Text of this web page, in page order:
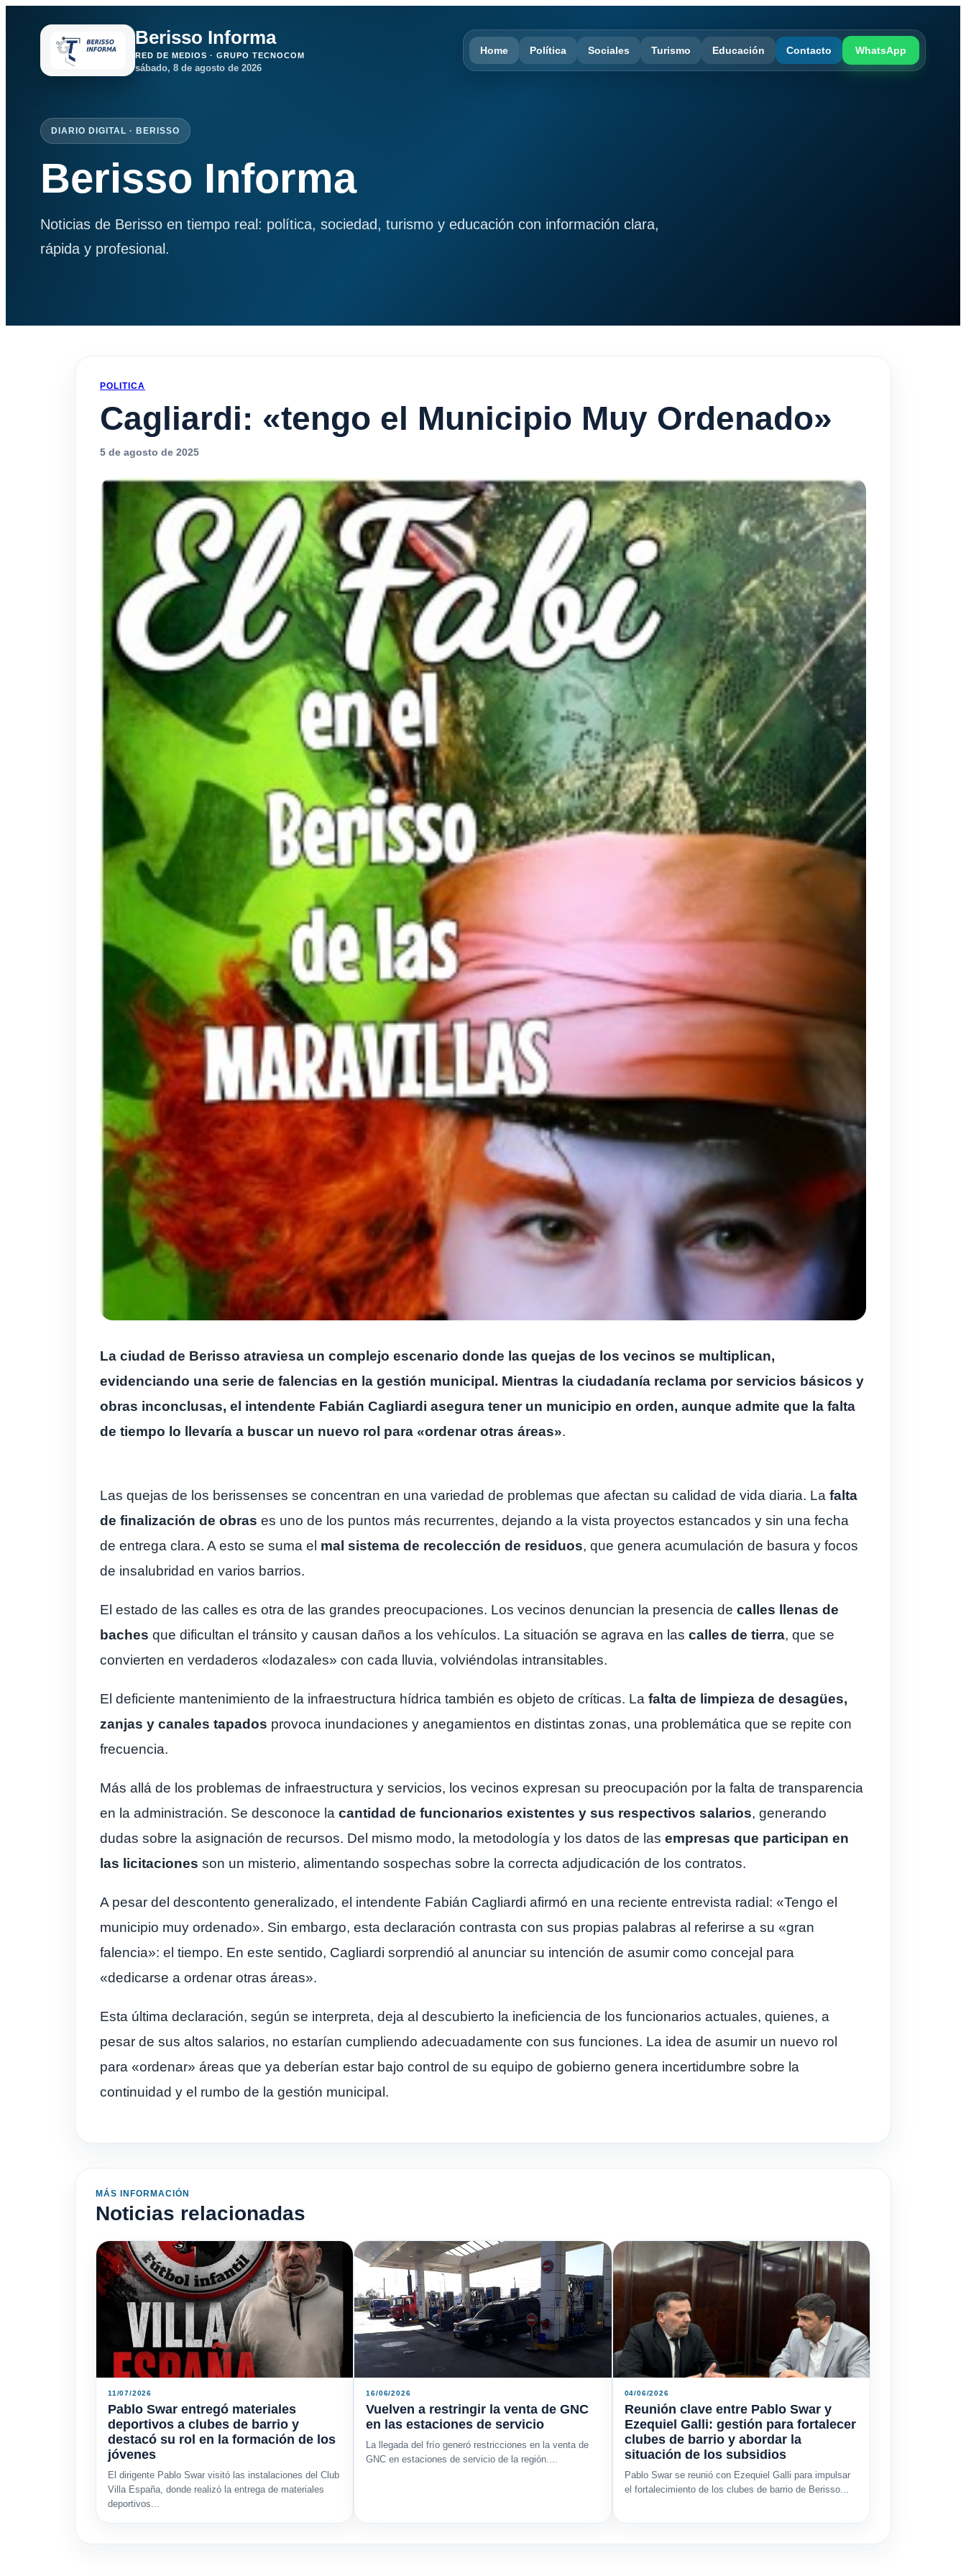
Berisso Informa
RED DE MEDIOS · GRUPO TECNOCOM
sábado, 8 de agosto de 2026
Home Política Sociales Turismo Educación Contacto WhatsApp
DIARIO DIGITAL · BERISSO
Berisso Informa
Noticias de Berisso en tiempo real: política, sociedad, turismo y educación con información clara,
rápida y profesional.
POLITICA
Cagliardi: «tengo el Municipio Muy Ordenado»
5 de agosto de 2025
La ciudad de Berisso atraviesa un complejo escenario donde las quejas de los vecinos se multiplican,
evidenciando una serie de falencias en la gestión municipal. Mientras la ciudadanía reclama por servicios básicos y
obras inconclusas, el intendente Fabián Cagliardi asegura tener un municipio en orden, aunque admite que la falta
de tiempo lo llevaría a buscar un nuevo rol para «ordenar otras áreas».
Las quejas de los berissenses se concentran en una variedad de problemas que afectan su calidad de vida diaria. La falta
de finalización de obras es uno de los puntos más recurrentes, dejando a la vista proyectos estancados y sin una fecha
de entrega clara. A esto se suma el mal sistema de recolección de residuos, que genera acumulación de basura y focos
de insalubridad en varios barrios.
El estado de las calles es otra de las grandes preocupaciones. Los vecinos denuncian la presencia de calles llenas de
baches que dificultan el tránsito y causan daños a los vehículos. La situación se agrava en las calles de tierra, que se
convierten en verdaderos «lodazales» con cada lluvia, volviéndolas intransitables.
El deficiente mantenimiento de la infraestructura hídrica también es objeto de críticas. La falta de limpieza de desagües,
zanjas y canales tapados provoca inundaciones y anegamientos en distintas zonas, una problemática que se repite con
frecuencia.
Más allá de los problemas de infraestructura y servicios, los vecinos expresan su preocupación por la falta de transparencia
en la administración. Se desconoce la cantidad de funcionarios existentes y sus respectivos salarios, generando
dudas sobre la asignación de recursos. Del mismo modo, la metodología y los datos de las empresas que participan en
las licitaciones son un misterio, alimentando sospechas sobre la correcta adjudicación de los contratos.
A pesar del descontento generalizado, el intendente Fabián Cagliardi afirmó en una reciente entrevista radial: «Tengo el
municipio muy ordenado». Sin embargo, esta declaración contrasta con sus propias palabras al referirse a su «gran
falencia»: el tiempo. En este sentido, Cagliardi sorprendió al anunciar su intención de asumir como concejal para
«dedicarse a ordenar otras áreas».
Esta última declaración, según se interpreta, deja al descubierto la ineficiencia de los funcionarios actuales, quienes, a
pesar de sus altos salarios, no estarían cumpliendo adecuadamente con sus funciones. La idea de asumir un nuevo rol
para «ordenar» áreas que ya deberían estar bajo control de su equipo de gobierno genera incertidumbre sobre la
continuidad y el rumbo de la gestión municipal.
MÁS INFORMACIÓN
Noticias relacionadas
11/07/2026
Pablo Swar entregó materiales
deportivos a clubes de barrio y
destacó su rol en la formación de los
jóvenes
El dirigente Pablo Swar visitó las instalaciones del Club
Villa España, donde realizó la entrega de materiales
deportivos...
16/06/2026
Vuelven a restringir la venta de GNC
en las estaciones de servicio
La llegada del frío generó restricciones en la venta de
GNC en estaciones de servicio de la región....
04/06/2026
Reunión clave entre Pablo Swar y
Ezequiel Galli: gestión para fortalecer
clubes de barrio y abordar la
situación de los subsidios
Pablo Swar se reunió con Ezequiel Galli para impulsar
el fortalecimiento de los clubes de barrio de Berisso...